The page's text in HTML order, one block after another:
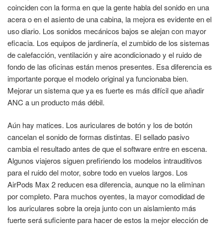
coinciden con la forma en que la gente habla del sonido en una
acera o en el asiento de una cabina, la mejora es evidente en el
uso diario. Los sonidos mecánicos bajos se alejan con mayor
eficacia. Los equipos de jardinería, el zumbido de los sistemas
de calefacción, ventilación y aire acondicionado y el ruido de
fondo de las oficinas están menos presentes. Esa diferencia es
importante porque el modelo original ya funcionaba bien.
Mejorar un sistema que ya es fuerte es más difícil que añadir
ANC a un producto más débil.
Aún hay matices. Los auriculares de botón y los de botón
cancelan el sonido de formas distintas. El sellado pasivo
cambia el resultado antes de que el software entre en escena.
Algunos viajeros siguen prefiriendo los modelos intrauditivos
para el ruido del motor, sobre todo en vuelos largos. Los
AirPods Max 2 reducen esa diferencia, aunque no la eliminan
por completo. Para muchos oyentes, la mayor comodidad de
los auriculares sobre la oreja junto con un aislamiento más
fuerte será suficiente para hacer de estos la mejor elección de